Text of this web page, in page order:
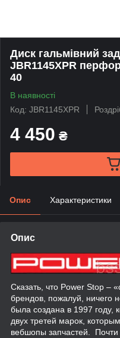
Диск гальмівний
JBR1145XPR
40
В наявності
Код: JBR1145XPR
4 450 ₴
Опис Характеристики
Опис
Сказать, что Power Stop –
брендов, пожалуй, ничего
была создана в 1997 году,
двух третей марок,
вебшопы запчастей.